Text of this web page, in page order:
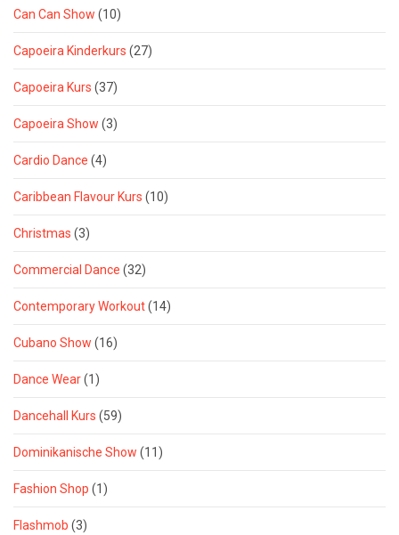
Can Can Show (10)
Capoeira Kinderkurs (27)
Capoeira Kurs (37)
Capoeira Show (3)
Cardio Dance (4)
Caribbean Flavour Kurs (10)
Christmas (3)
Commercial Dance (32)
Contemporary Workout(14)
Cubano Show (16)
Dance Wear(1)
Dancehall Kurs (59)
Dominikanische Show (11)
Fashion Shop (1)
Flashmob (3)